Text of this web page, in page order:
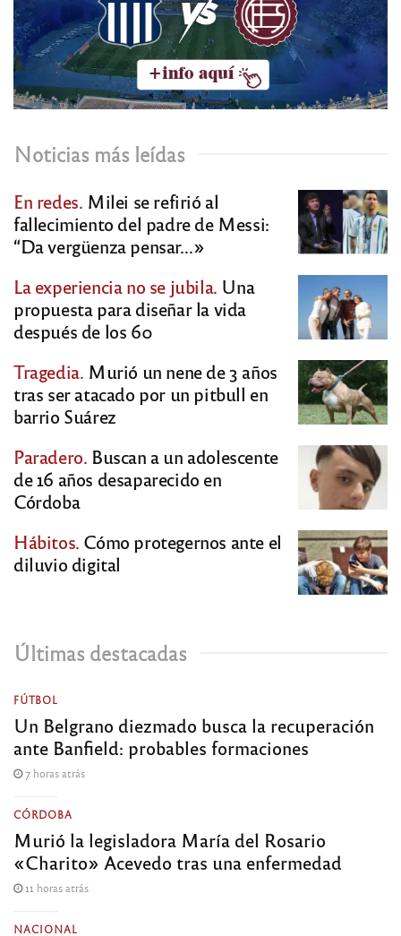
Noticias más leídas
En redes. Milei se refirió al
fallecimiento del padre de Messi:
“Da vergüenza pensar…»
La experiencia no se jubila. Una
propuesta para diseñar la vida
después de los 60
Tragedia. Murió un nene de 3 años
tras ser atacado por un pitbull en
barrio Suárez
Paradero. Buscan a un adolescente
de 16 años desaparecido en
Córdoba
Hábitos. Cómo protegernos ante el
diluvio digital
Últimas destacadas
FÚTBOL
Un Belgrano diezmado busca la recuperación
ante Banfield: probables formaciones
7 horas atrás
CÓRDOBA
Murió la legisladora María del Rosario
«Charito» Acevedo tras una enfermedad
11 horas atrás
NACIONAL